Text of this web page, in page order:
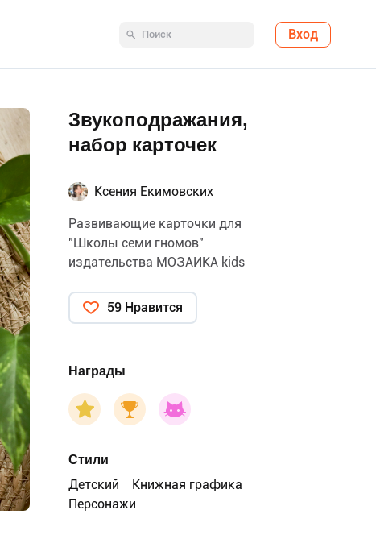
Вход
Звукоподражания,
набор карточек
Ксения Екимовских
Развивающие карточки для
"Школы семи гномов"
издательства МОЗАИКА kids
59 Нравится
Награды
Стили
Детский
Книжная графика
Персонажи